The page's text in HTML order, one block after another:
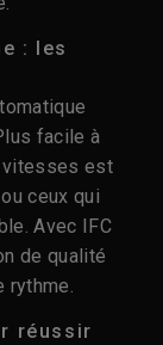
: les
facile à
vitesses est
ceux qui
Avec IFC
de qualité
rythme.
réussir